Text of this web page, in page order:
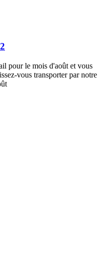
pour le mois d'août et vous
vous transporter par notre